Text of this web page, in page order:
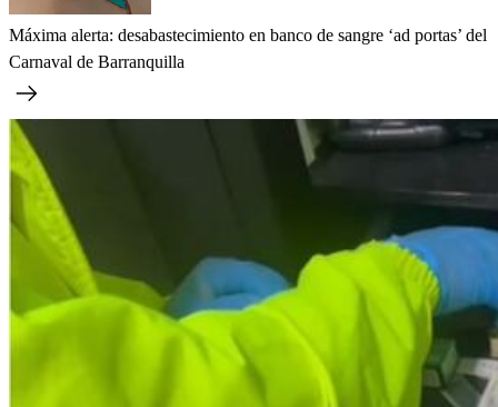
Máxima alerta: desabastecimiento en banco de sangre ‘ad portas’ del
Carnaval de Barranquilla